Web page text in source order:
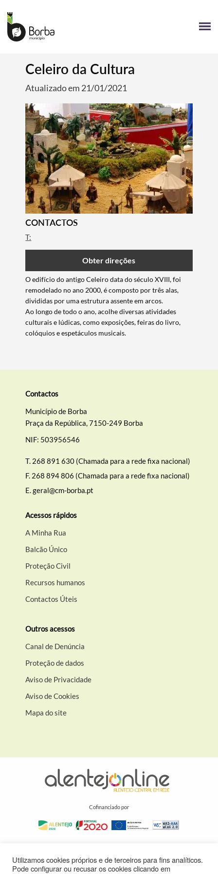
Celeiro da Cultura
Atualizado em 21/01/2021
CONTACTOS
T:
Obter direções
​O edifício do antigo Celeiro data do século XVIII, foi
remodelado no ano 2000, é composto por três alas,
divididas por uma estrutura assente em arcos.
Ao longo de todo o ano, acolhe diversas atividades
culturais e lúdicas, como exposições, feiras do livro,
colóquios e espetáculos musicais.
Contactos
Município de Borba
Praça da República, 7150-249 Borba
NIF: 503956546
T. 268 891 630 (Chamada para a rede fixa nacional)
F. 268 894 806 (Chamada para a rede fixa nacional)
E.geral@cm-borba.pt
Acessos rápidos
A Minha Rua
Balcão Único
Proteção Civil
Recursos humanos
Contactos Úteis
Outros acessos
Canal de Denúncia
Proteção de dados
Aviso de Privacidade
Aviso de Cookies
Mapa do site
Cofinanciado por
Utilizamos cookies próprios e de terceiros para fins analíticos.
Pode configurar ou recusar os cookies clicando em